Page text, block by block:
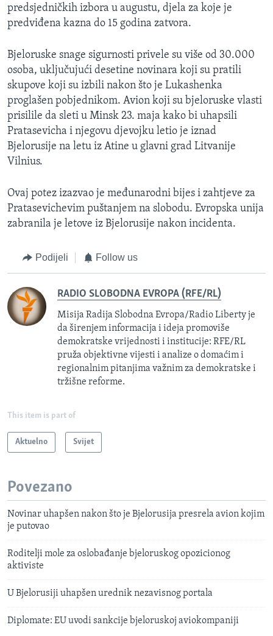
predsjedničkih izbora u augustu, djela za koje je
predviđena kazna do 15 godina zatvora.
Bjeloruske snage sigurnosti privele su više od 30.000
osoba, uključujući desetine novinara koji su pratili
skupove koji su izbili nakon što je Lukashenka
proglašen pobjednikom. Avion koji su bjeloruske vlasti
prisilile da sleti u Minsk 23. maja kako bi uhapsili
Pratasevicha i njegovu djevojku letio je iznad
Bjelorusije na letu iz Atine u glavni grad Litvanije
Vilnius.
Ovaj potez izazvao je međunarodni bijes i zahtjeve za
Pratasevichevim puštanjem na slobodu. Evropska unija
zabranila je letove iz Bjelorusije nakon incidenta.
Podijeli Follow us
RADIO SLOBODNA EVROPA (RFE/RL)
Misija Radija Slobodna Evropa/Radio Liberty je
da širenjem informacija i ideja promoviše
demokratske vrijednosti i institucije: RFE/RL
pruža objektivne vijesti i analize o domaćim i
regionalnim pitanjima važnim za demokratske i
tržišne reforme.
This item is part of
Aktuelno Svijet
Povezano
Novinar uhapšen nakon što je Bjelorusija presrela avion kojim
je putovao
Roditelji mole za oslobađanje bjeloruskog opozicionog
aktiviste
U Bjelorusiji uhapšen urednik nezavisnog portala
Diplomate: EU uvodi sankcije bjeloruskoj aviokompaniji